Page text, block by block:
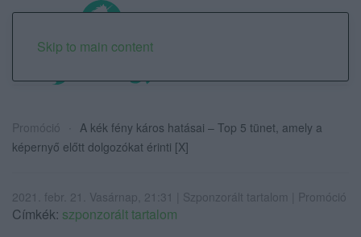
Skip to main content
Promóció
A kék fény káros hatásai – Top 5 tünet, amely a
képernyő előtt dolgozókat érinti [X]
2021. febr. 21. Vasárnap, 21:31 | Szponzorált tartalom | Promóció
Címkék: szponzorált tartalom